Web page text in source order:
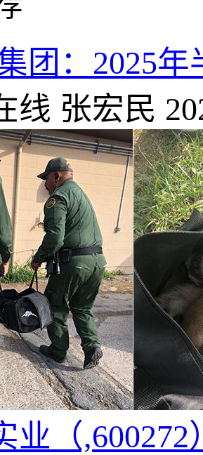
团：2025
线 张宏民
业（